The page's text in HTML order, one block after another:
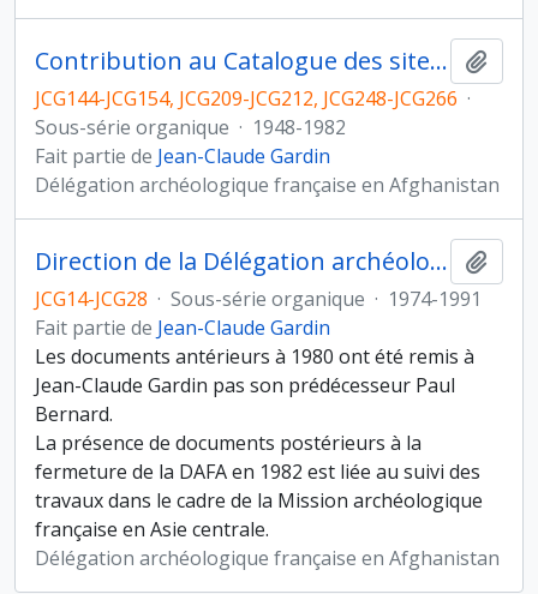
Contribution au Catalogue des sites archéologiques d’Afghanistan de W. Ball et étude du matériel céramique issu de diverses prospections
JCG144-JCG154, JCG209-JCG212, JCG248-JCG266 ·
Sous-série organique · 1948-1982
Fait partie de Jean-Claude Gardin
Délégation archéologique française en Afghanistan
Direction de la Délégation archéologique française en Afghanistan entre 1980 et 1982
JCG14-JCG28 · Sous-série organique · 1974-1991
Fait partie de Jean-Claude Gardin
Les documents antérieurs à 1980 ont été remis à
Jean-Claude Gardin pas son prédécesseur Paul
Bernard.
La présence de documents postérieurs à la
fermeture de la DAFA en 1982 est liée au suivi des
travaux dans le cadre de la Mission archéologique
française en Asie centrale.
Délégation archéologique française en Afghanistan